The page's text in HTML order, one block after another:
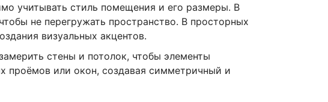
учитывать стиль помещения и его размеры. В
не перегружать пространство. В просторных
визуальных акцентов.
стены и потолок, чтобы элементы
проёмов или окон, создавая симметричный и